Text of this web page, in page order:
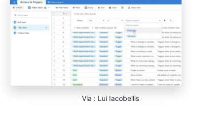
Via : Lui Iacobellis